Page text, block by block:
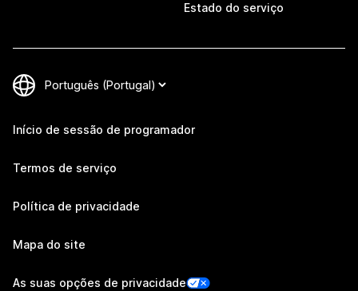
Estado do serviço
Início de sessão de programador
Termos de serviço
Política de privacidade
Mapa do site
As suas opções de privacidade